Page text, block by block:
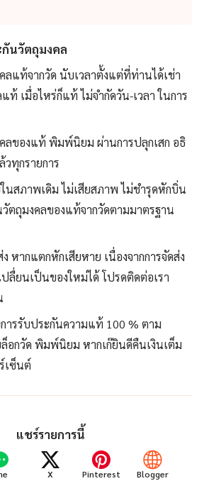
กันวัตถุมงคล
ลแท้จากวัด นับเวลาตั้งแต่ที่ท่านได้เช่า
ท้ เมื่อไหร่ก็แท้ ไม่จำกัดวัน-เวลา ในการ
ลของแท้ พิมพ์นิยม ผ่านการปลุกเสก อธิ
ทุกรายการ
นสภาพเดิม ไม่เสียสภาพ ไม่ชำรุดหักบิ่น
ตถุมงคลของแท้จากวัดตามมาตรฐาน
หากแตกหักเสียหาย เนื่องจากการจัดส่ง
ลื่ยนเป็นของใหม่ได้ โปรดติดต่อเรา
ารรับประกันความแท้ 100 % ตาม
อกวัด พิมพ์นิยม หากเก๊ยินดีคืนเงินเต็ม
เซ็นต์
แชร์รายการนี้
X Pinterest Blogger